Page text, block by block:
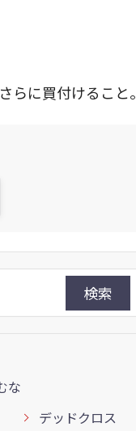
に買付けること。
検索
な
デッドクロス